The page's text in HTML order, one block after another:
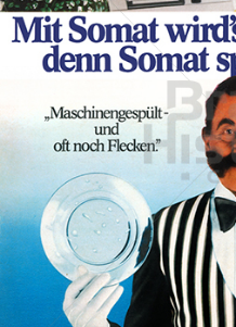
Somat Henkel